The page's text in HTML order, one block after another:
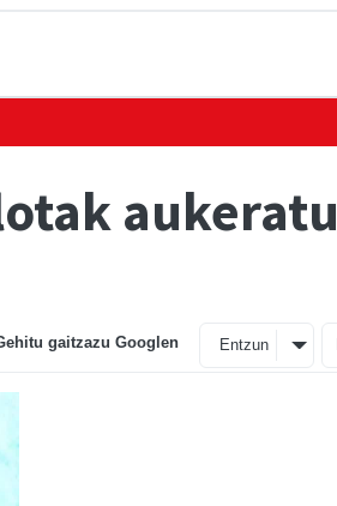
aukeratu
gaitzazu Googlen Entzun